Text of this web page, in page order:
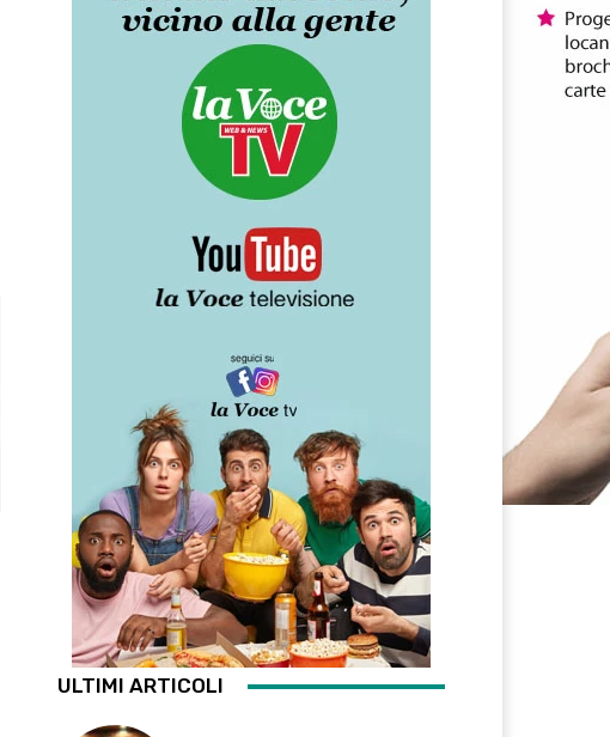
ULTIMI ARTICOLI